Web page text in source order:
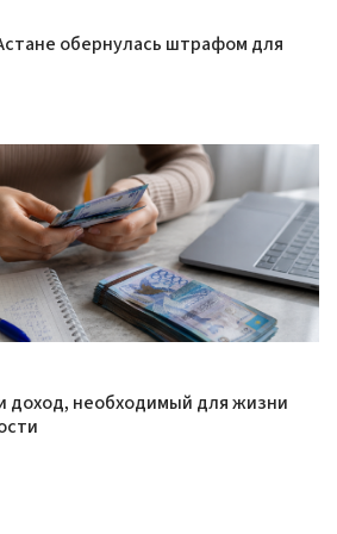
обернулась штрафом для
доход, необходимый для жизни